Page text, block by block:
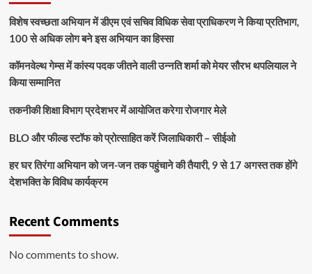
विशेष स्वच्छता अभियान में डीएम एवं सचिव विधिक सेवा प्राधिकरण ने किया प्रतिभाग,
100 से अधिक लोग बने इस अभियान का हिस्सा
कॉमनवेल्थ गेम्स में कांस्य पदक जीतने वाली उन्नति शर्मा को मेयर सौरभ थपलियाल ने
किया सम्मानित
तकनीकी शिक्षा विभाग प्रदेशभर में आयोजित करेगा रोजगार मेले
BLO और फील्ड स्टॉफ को प्रोत्साहित करें जिलाधिकारी – सीईओ
हर घर तिरंगा अभियान को जन-जन तक पहुंचाने की तैयारी, 9 से 17 अगस्त तक होंगे
देशभक्ति के विविध कार्यक्रम
Recent Comments
No comments to show.